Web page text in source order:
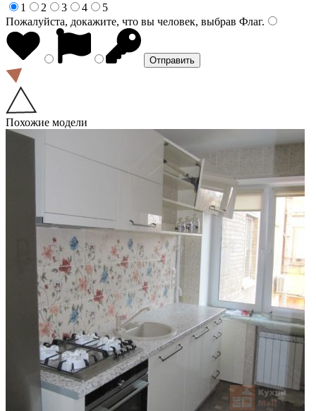
1
2 3 4
5
Пожалуйста, докажите, что вы человек, выбрав Флаг.
Похожие модели